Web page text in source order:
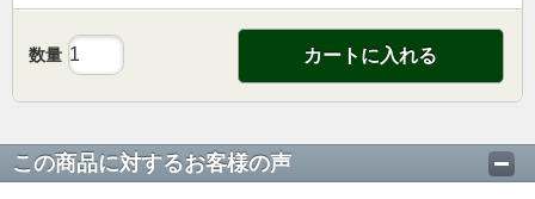
数量 カートに入れる
この商品に対するお客様の声